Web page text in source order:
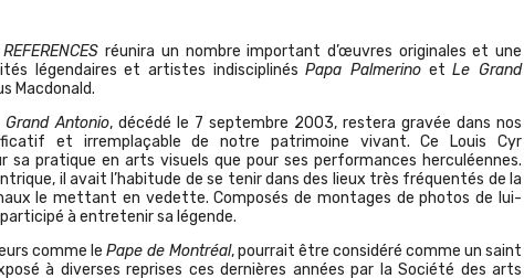
réunira un nombre important d’œuvres originales et une
légendaires et artistes indisciplinésPapa Palmerino etLe Grand
Macdonald.
Grand Antonio, décédé le 7 septembre 2003, restera gravée dans nos
et irremplaçable de notre patrimoine vivant. Ce Louis Cyr
pratique en arts visuels que pour ses performances herculéennes.
il avait l’habitude de se tenir dans des lieux très fréquentés de la
le mettant en vedette. Composés de montages de photos de lui-
à entretenir sa légende.
comme le Pape de Montréal, pourrait être considéré comme un saint
à diverses reprises ces dernières années par la Société des arts